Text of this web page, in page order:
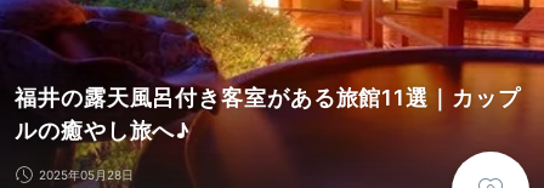
福井の露天風呂付き客室がある旅館11選｜カップ
ルの癒やし旅へ♪
2025年05月28日